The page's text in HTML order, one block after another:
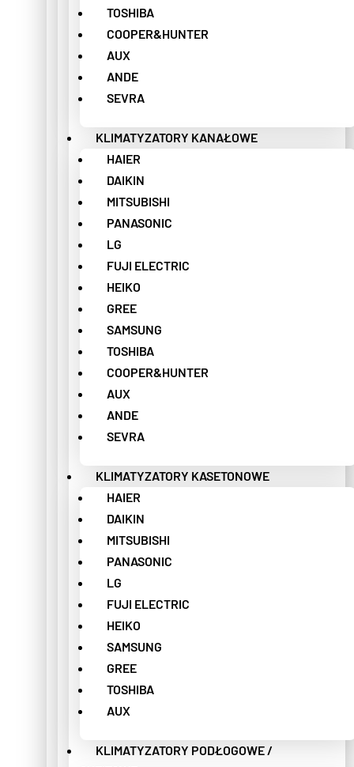
TOSHIBA
COOPER&HUNTER
AUX
ANDE
SEVRA
KLIMATYZATORY KANAŁOWE
HAIER
DAIKIN
MITSUBISHI
PANASONIC
LG
FUJI ELECTRIC
HEIKO
GREE
SAMSUNG
TOSHIBA
COOPER&HUNTER
AUX
ANDE
SEVRA
KLIMATYZATORY KASETONOWE
HAIER
DAIKIN
MITSUBISHI
PANASONIC
LG
FUJI ELECTRIC
HEIKO
SAMSUNG
GREE
TOSHIBA
AUX
KLIMATYZATORY PODŁOGOWE /